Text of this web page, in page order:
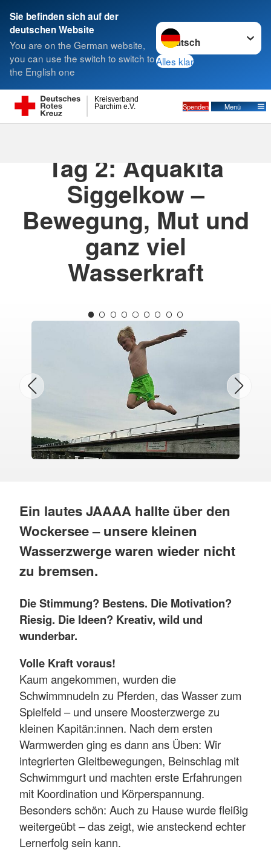
Sie befinden sich auf der
deutschen Website
You are on the German website,
you can use the switch to switch to
the English one
Sprache wechseln zu
Alles klar
Parchim e.V.
Kreisverband
Spenden Menü
Suche
Tag 2: Aquakita
Siggelkow –
Bewegung, Mut und
ganz viel
Wasserkraft
Ein lautes JAAAA hallte über den
Wockersee – unsere kleinen
Wasserzwerge waren wieder nicht
zu bremsen.
Die Stimmung? Bestens. Die Motivation?
Riesig. Die Ideen? Kreativ, wild und
wunderbar.
Volle Kraft voraus!
Kaum angekommen, wurden die
Schwimmnudeln zu Pferden, das Wasser zum
Spielfeld – und unsere Moosterzwerge zu
kleinen Kapitän:innen. Nach dem ersten
Warmwerden ging es dann ans Üben: Wir
integrierten Gleitbewegungen, Beinschlag mit
Schwimmgurt und machten erste Erfahrungen
mit Koordination und Körperspannung.
Besonders schön: Auch zu Hause wurde fleißig
weitergeübt – das zeigt, wie ansteckend echter
Lernerfolg sein kann.